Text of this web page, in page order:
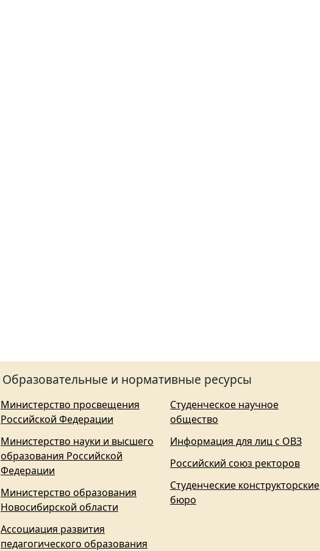
Образовательные и нормативные ресурсы
Министерство просвещения
Российской Федерации
Министерство науки и высшего
образования Российской
Федерации
Министерство образования
Новосибирской области
Ассоциация развития
педагогического образования
Студенческое научное
общество
Информация для лиц с ОВЗ
Российский союз ректоров
Студенческие конструкторские
бюро